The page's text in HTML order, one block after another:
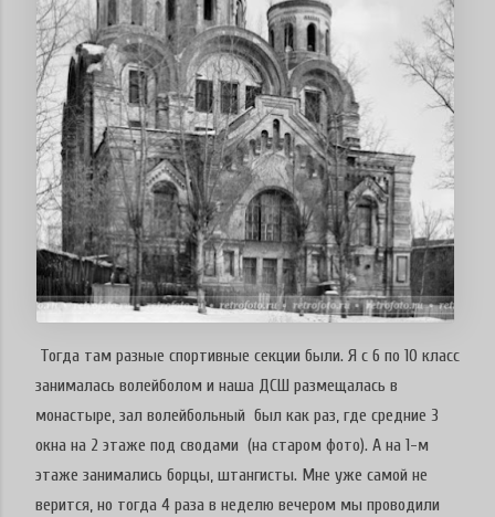
Тогда там разные спортивные секции были. Я с 6 по 10 класс
занималась волейболом и наша ДСШ размещалась в
монастыре, зал волейбольный был как раз, где средние 3
окна на 2 этаже под сводами (на старом фото). А на 1-м
этаже занимались борцы, штангисты. Мне уже самой не
верится, но тогда 4 раза в неделю вечером мы проводили